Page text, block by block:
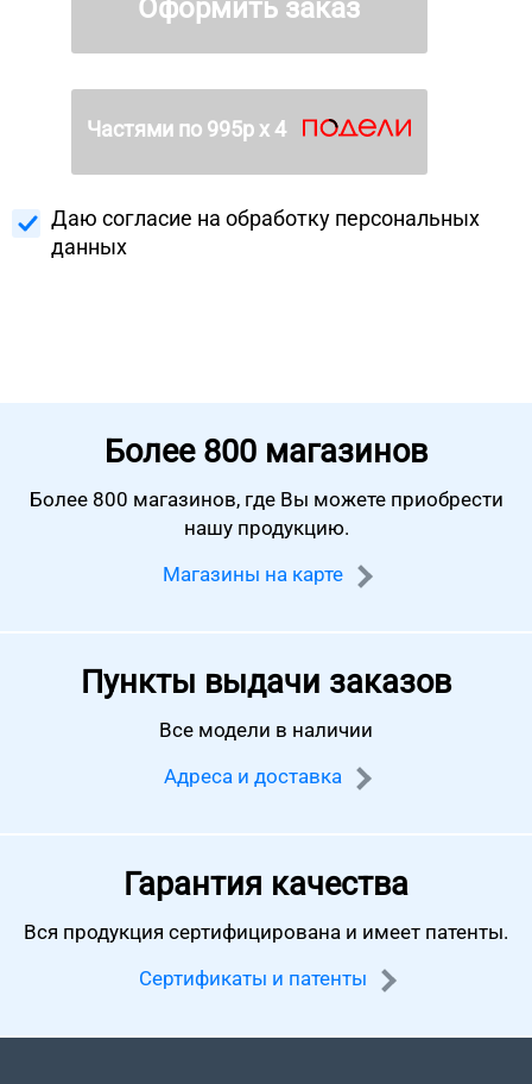
Оформить заказ
Частями по 995р х 4
Даю согласие на обработку персональных
данных
Более 800 магазинов
Более 800 магазинов, где Вы можете приобрести
нашу продукцию.
Магазины на карте
Пункты выдачи заказов
Все модели в наличии
Адреса и доставка
Гарантия качества
Вся продукция сертифицирована и имеет патенты.
Сертификаты и патенты